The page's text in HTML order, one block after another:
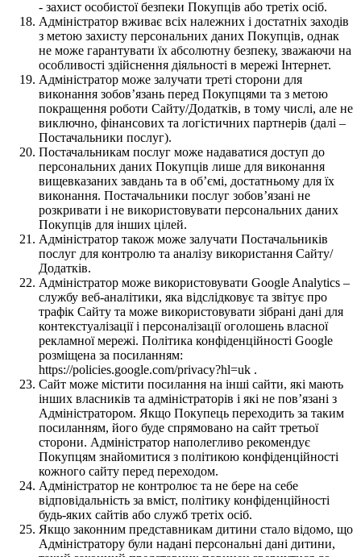
- захист особистої безпеки Покупців або третіх осіб.
Адміністратор вживає всіх належних і достатніх заходів
з метою захисту персональних даних Покупців, однак
не може гарантувати їх абсолютну безпеку, зважаючи на
особливості здійснення діяльності в мережі Інтернет.
Адміністратор може залучати треті сторони для
виконання зобов’язань перед Покупцями та з метою
покращення роботи Сайту/Додатків, в тому числі, але не
виключно, фінансових та логістичних партнерів (далі –
Постачальники послуг).
Постачальникам послуг може надаватися доступ до
персональних даних Покупців лише для виконання
вищевказаних завдань та в об’ємі, достатньому для їх
виконання. Постачальники послуг зобов’язані не
розкривати і не використовувати персональних даних
Покупців для інших цілей.
Адміністратор також може залучати Постачальників
послуг для контролю та аналізу використання Сайту/
Додатків.
Адміністратор може використовувати Google Analytics –
службу веб-аналітики, яка відслідковує та звітує про
трафік Сайту та може використовувати зібрані дані для
контекстуалізації і персоналізації оголошень власної
рекламної мережі. Політика конфіденційності Google
розміщена за посиланням:
https://policies.google.com/privacy?hl=uk .
Сайт може містити посилання на інші сайти, які мають
інших власників та адміністраторів і які не пов’язані з
Адміністратором. Якщо Покупець переходить за таким
посиланням, його буде спрямовано на сайт третьої
сторони. Адміністратор наполегливо рекомендує
Покупцям знайомитися з політикою конфіденційності
кожного сайту перед переходом.
Адміністратор не контролює та не бере на себе
відповідальність за вміст, політику конфіденційності
будь-яких сайтів або служб третіх осіб.
Якщо законним представникам дитини стало відомо, що
Адміністратору були надані персональні дані дитини,